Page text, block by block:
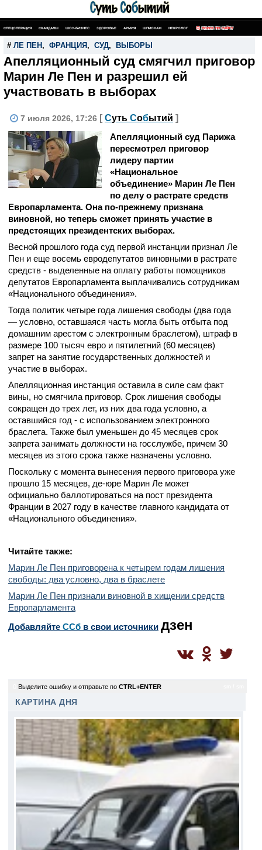
СПЕЦОПЕРАЦИЯ СКАНДАЛЫ ШОУ-БИЗНЕС ЗДОРОВЬЕ АРМИЯ ШПИОНАЖ НЕКРОЛОГ ПОИСК ПО САЙТУ
# ЛЕ ПЕН , ФРАНЦИЯ , СУД, ВЫБОРЫ
Апелляционный суд смягчил приговор
Марин Ле Пен и разрешил ей
участвовать в выборах
7 июля 2026, 17:26 [ Суть Событий ]
Апелляционный суд Парижа
пересмотрел приговор
лидеру партии
«Национальное
объединение» Марин Ле Пен
по делу о растрате средств
Европарламента. Она по-прежнему признана
виновной, но теперь сможет принять участие в
предстоящих президентских выборах.
Весной прошлого года суд первой инстанции признал Ле
Пен и еще восемь евродепутатов виновными в растрате
средств - выделенные на оплату работы помощников
депутатов Европарламента выплачивались сотрудникам
«Национального объединения».
Тогда политик четыре года лишения свободы (два года
— условно, оставшаяся часть могла быть отбыта под
домашним арестом с электронным браслетом), штраф в
размере 100 тысяч евро и пятилетний (60 месяцев)
запрет на занятие государственных должностей и
участие в выборах.
Апелляционная инстанция оставила в силе сам факт
вины, но смягчила приговор. Срок лишения свободы
сокращен до трех лет, из них два года условно, а
оставшийся год - с использованием электронного
браслета. Также был уменьшен до 45 месяцев срок
запрета занимать должности на госслужбе, причем 30
месяцев из этого срока также назначены условно.
Поскольку с момента вынесения первого приговора уже
прошло 15 месяцев, де-юре Марин Ле может
официально баллотироваться на пост президента
Франции в 2027 году в качестве главного кандидата от
«Национального объединения».
Читайте также:
Марин Ле Пен приговорена к четырем годам лишения
свободы: два условно, два в браслете
Марин Ле Пен признали виновной в хищении средств
Европарламента
Добавляйте CСб в свои источники дзен
Выделите ошибку и отправьте по CTRL+ENTER
КАРТИНА ДНЯ